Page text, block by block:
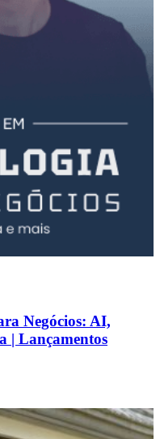
Negócios: AI,
| Lançamentos